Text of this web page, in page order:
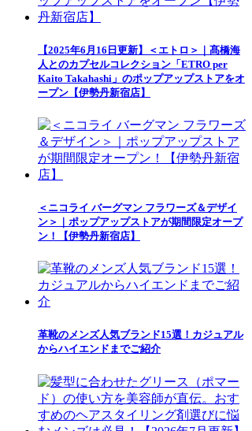
【2025年6月16日更新】＜エトロ＞｜髙橋海
人とのカプセルコレクション「ETRO per
Kaito Takahashi」のポップアップストアをオ
ープン【伊勢丹新宿店】
＜ニコライ バーグマン フラワーズ＆デザイ
ン＞｜ポップアップストアが期間限定オープ
ン！【伊勢丹新宿店】
革靴のメンズ人気ブランド15選！カジュアル
からハイエンドまでご紹介